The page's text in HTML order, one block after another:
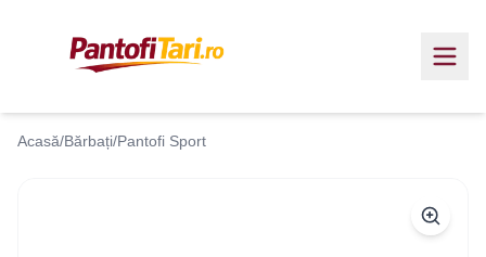
Acasă/Bărbați/Pantofi Sport